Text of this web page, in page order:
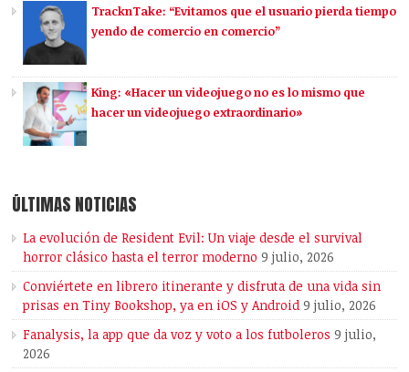
TracknTake: “Evitamos que el usuario pierda tiempo
yendo de comercio en comercio”
King: «Hacer un videojuego no es lo mismo que
hacer un videojuego extraordinario»
ÚLTIMAS NOTICIAS
La evolución de Resident Evil: Un viaje desde el survival
horror clásico hasta el terror moderno 9 julio, 2026
Conviértete en librero itinerante y disfruta de una vida sin
prisas en Tiny Bookshop, ya en iOS y Android 9 julio, 2026
Fanalysis, la app que da voz y voto a los futboleros 9 julio,
2026